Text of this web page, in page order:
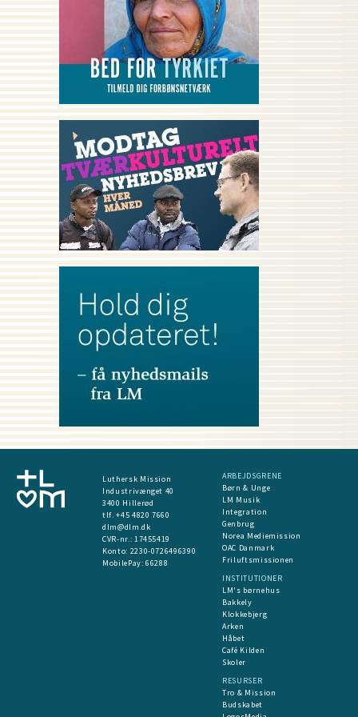
Luthersk Mission
Industrivænget 40
3400 Hillerød
tlf. +45 4820 7660
dlm@dlm.dk
CVR-nr.: 17455419
​Konto: 2230-0726496390
MobilePay:66288
ARBEJDSGRENE
Børn & Unge
LM Musik
Integration
Genbrug
Norea Mediemission
OAC Danmark
Friluftsmissionen
INSTITUTIONER
LM's børnehus
Bakkely
Klokkebjerg
Arken
Håbet
Café Kilden
Skoler
RESURSER
Tro & Mission
Budskabet